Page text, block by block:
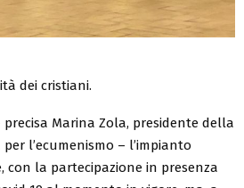
dei cristiani.
Marina Zola, presidente della
l’ecumenismo – l’impianto
con la partecipazione in presenza